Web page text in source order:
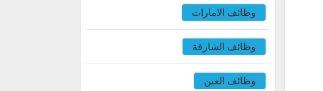
وظائف الامارات
وظائف الشارقة
وظائف العين